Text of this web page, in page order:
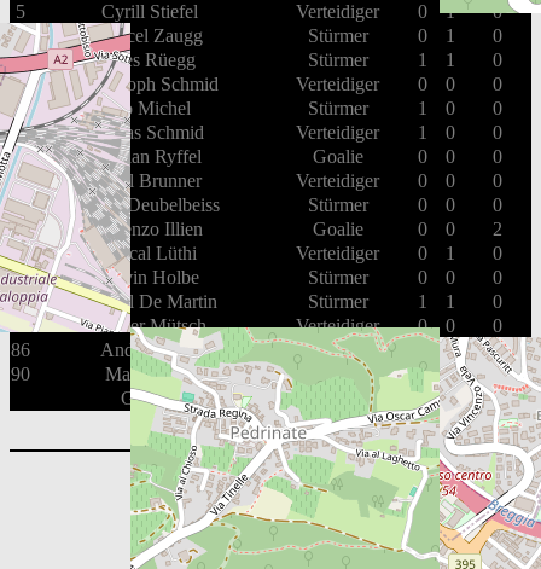
5
Cyrill Stiefel Verteidiger 0 1
0
13
Marcel Zaugg Stürmer 0 1
0
14
Yves Rüegg Stürmer 1 1
0
16
Christoph Schmid Verteidiger 0 0
0
18
Ivo Michel Stürmer 1 0
0
19
Lukas Schmid Verteidiger 1 0
0
20
Fabian Ryffel Goalie 0 0
0
23
Noël Brunner Verteidiger 0 0
0
25
Alain Deubelbeiss Stürmer 0 0
0
26
Lorenzo Illien Goalie 0 0
2
54
Pascal Lüthi Verteidiger 0 1
0
55
Kevin Holbe Stürmer 0 0
0
61
Michel De Martin Stürmer 1 1
0
Olivier Mütsch Verteidiger 0 0
0
86
Andy Rüegg Stürmer 0
0
90
Mario Senn Stürmer 0 1
0
Gesamt
7 7 4
Playoff 2025/26: 1/2 Final